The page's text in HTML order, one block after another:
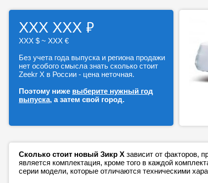
ХХХ ХХХ ₽
ХХХ $ ~ ХХХ €
Без учета года выпуска и региона продажи
нет особого смысла знать сколько стоит
Zeekr X в России - цена неточная.
Поэтому ниже выберите нужный год
выпуска, а затем свой город.
Сколько стоит новый Зикр Х зависит от факторов,
является комплектация, кроме того в каждой
серии модели, которые отличаются техническими